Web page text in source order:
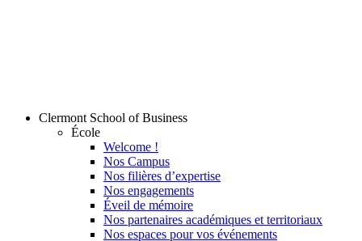
Clermont School of Business
École
Welcome !
Nos Campus
Nos filières d’expertise
Nos engagements
Éveil de mémoire
Nos partenaires académiques et territoriaux
Nos espaces pour vos événements